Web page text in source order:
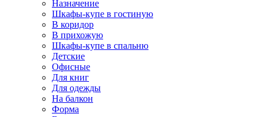
Назначение
Шкафы-купе в гостиную
В коридор
В прихожую
Шкафы-купе в спальню
Детские
Офисные
Для книг
Для одежды
На балкон
Форма